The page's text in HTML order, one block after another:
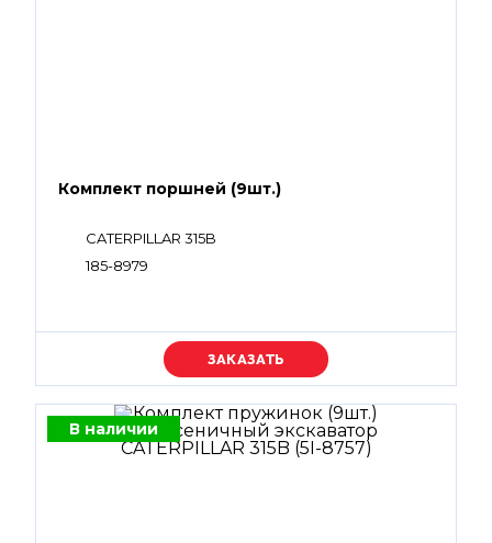
Комплект поршней (9шт.)
CATERPILLAR 315B
185-8979
Уточняйте цену
В наличии